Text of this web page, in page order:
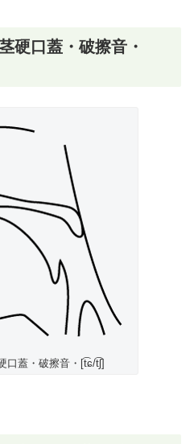
硬口蓋・破擦音・
口蓋・破擦音・[t͡ɕ/t͡ʃ]